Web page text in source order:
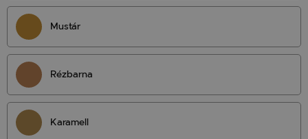
Mustár
Rézbarna
Karamell